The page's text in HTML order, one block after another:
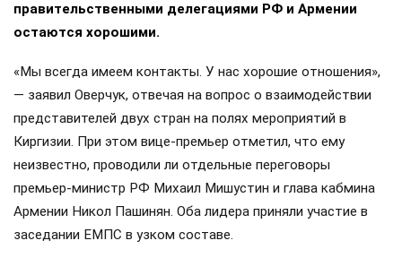
правительственными делегациями РФ и Армении
остаются хорошими.
«Мы всегда имеем контакты. У нас хорошие отношения»,
— заявил Оверчук, отвечая на вопрос о взаимодействии
представителей двух стран на полях мероприятий в
Киргизии. При этом вице-премьер отметил, что ему
неизвестно, проводили ли отдельные переговоры
премьер-министр РФ Михаил Мишустин и глава кабмина
Армении Никол Пашинян. Оба лидера приняли участие в
заседании ЕМПС в узком составе.